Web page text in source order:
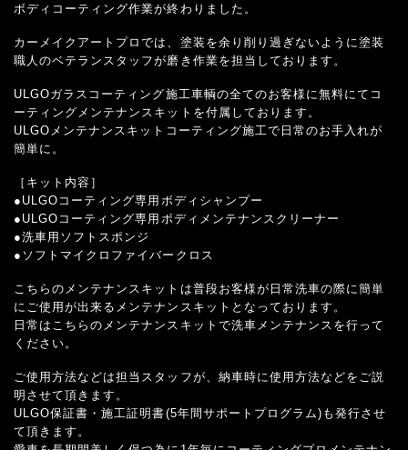
ボディコーティング作業が終わりました。
カーメイクアートプロでは、塗装を余り削り過ぎないように塗装
職人のベテランスタッフが磨き作業を担当しております。
ULGOガラスコーティング施工車輌の全てのお客様に無料にてコ
ーティングメンテナンスキットを付属しております。
ULGOメンテナンスキットコーティング施工で日常のお手入れが
簡単に。
［キット内容］
●ULGOコーティング専用ボディシャンプー
●ULGOコーティング専用ボディメンテナンスクリーナー
●洗車用ソフトスポンジ
●ソフトマイクロファイバークロス
こちらのメンテナンスキットは普段お客様が日常洗車の際に簡単
にご使用が出来るメンテナンスキットとなっております。
日常はこちらのメンテナンスキットで洗車メンテナンスを行って
ください。
ご使用方法などは担当スタッフが、納車時に使用方法などをご説
明させて頂きます。
ULGO保証書・施工証明書(5年間サポートプログラム)も発行させ
て頂きます。